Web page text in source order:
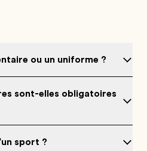
ou un uniforme ?
sont-elles obligatoires
sport ?